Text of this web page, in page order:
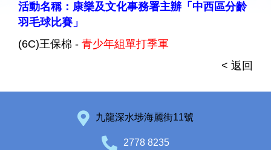
活動名稱：康樂及文化事務署主辦「中西區分齡
羽毛球比賽」
(6C)王保棉 - 青少年組單打季軍
< 返回
九龍深水埗海麗街11號
2778 8235